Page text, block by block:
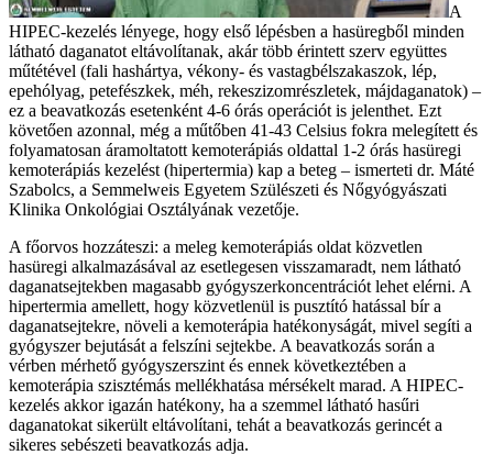
A
HIPEC-kezelés lényege, hogy első lépésben a hasüregből minden
látható daganatot eltávolítanak, akár több érintett szerv együttes
műtétével (fali hashártya, vékony- és vastagbélszakaszok, lép,
epehólyag, petefészkek, méh, rekeszizomrészletek, májdaganatok) –
ez a beavatkozás esetenként 4-6 órás operációt is jelenthet. Ezt
követően azonnal, még a műtőben 41-43 Celsius fokra melegített és
folyamatosan áramoltatott kemoterápiás oldattal 1-2 órás hasüregi
kemoterápiás kezelést (hipertermia) kap a beteg – ismerteti dr. Máté
Szabolcs, a Semmelweis Egyetem Szülészeti és Nőgyógyászati
Klinika Onkológiai Osztályának vezetője.
A főorvos hozzáteszi: a meleg kemoterápiás oldat közvetlen
hasüregi alkalmazásával az esetlegesen visszamaradt, nem látható
daganatsejtekben magasabb gyógyszerkoncentrációt lehet elérni. A
hipertermia amellett, hogy közvetlenül is pusztító hatással bír a
daganatsejtekre, növeli a kemoterápia hatékonyságát, mivel segíti a
gyógyszer bejutását a felszíni sejtekbe. A beavatkozás során a
vérben mérhető gyógyszerszint és ennek következtében a
kemoterápia szisztémás mellékhatása mérsékelt marad. A HIPEC-
kezelés akkor igazán hatékony, ha a szemmel látható hasűri
daganatokat sikerült eltávolítani, tehát a beavatkozás gerincét a
sikeres sebészeti beavatkozás adja.